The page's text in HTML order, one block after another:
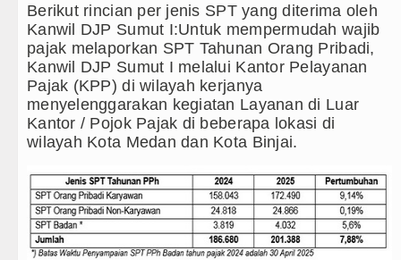
Tim Gabungan Ringkus 3 Tersangka Pungli di
Emma Raducanu Absen di Grand Slam Tenis
Juventus Dikalahkan Inter Milan di Laga
PSG Ditahan Manchester United Main Imbang
Ketua GRIB Jaya Labuhanbatu Gelar
Gubernur Bobby Nasution Minta Kepala
Berikut rincian per jenis SPT yang diterima oleh
Kanwil DJP Sumut I:Untuk mempermudah wajib
pajak melaporkan SPT Tahunan Orang Pribadi,
Kanwil DJP Sumut I melalui Kantor Pelayanan
Pajak (KPP) di wilayah kerjanya
menyelenggarakan kegiatan Layanan di Luar
Kantor / Pojok Pajak di beberapa lokasi di
wilayah Kota Medan dan Kota Binjai.